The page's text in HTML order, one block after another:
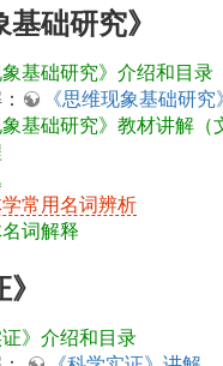
基础研究》
象基础研究》介绍和目录
《思维现象基础研究
象基础研究》教材讲解（
常用名词辨析
词解释
证》介绍和目录